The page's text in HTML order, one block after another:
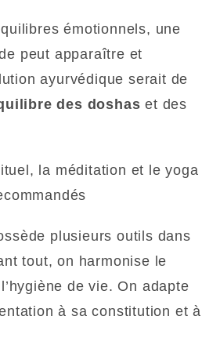
émotionnels, une
peut apparaître et
ayurvédique serait de
des doshas et des
la méditation et le yoga
plusieurs outils dans
tout, on harmonise le
de vie. On adapte
à sa constitution et à